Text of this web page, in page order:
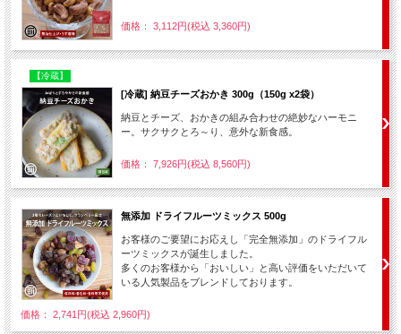
価格： 3,112円(税込 3,360円)
【冷蔵】
[冷蔵] 納豆チーズおかき 300g（150g x2袋）
納豆とチーズ、おかきの組み合わせの絶妙なハーモニ
ー。サクサクとろ～り、意外な新食感。
価格： 7,926円(税込 8,560円)
無添加 ドライフルーツミックス 500g
お客様のご要望にお応えし「完全無添加」のドライフル
ーツミックスが誕生しました。
多くのお客様から「おいしい」と高い評価をいただいて
いる人気製品をブレンドしております。
価格： 2,741円(税込 2,960円)